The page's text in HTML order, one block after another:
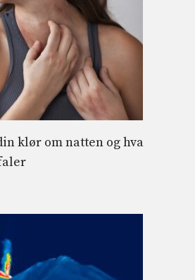
klør om natten og hva